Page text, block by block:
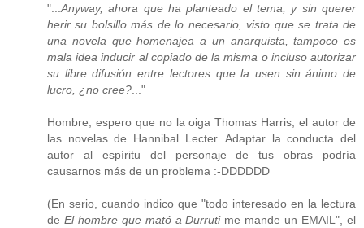
"... Anyway, ahora que ha planteado el tema, y sin querer
herir su bolsillo más de lo necesario, visto que se trata de
una novela que homenajea a un anarquista, tampoco es
mala idea inducir al copiado de la misma o incluso autorizar
su libre difusión entre lectores que la usen sin ánimo de
lucro, ¿no cree? ..."
Hombre, espero que no la oiga Thomas Harris, el autor de
las novelas de Hannibal Lecter. Adaptar la conducta del
autor al espíritu del personaje de tus obras podría
causarnos más de un problema :-DDDDDD
(En serio, cuando indico que "todo interesado en la lectura
de El hombre que mató a Durrutime mande un EMAIL", el